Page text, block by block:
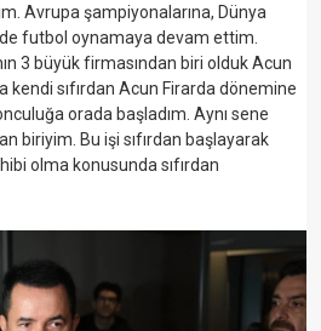
Avrupa şampiyonalarına, Dünya
futbol oynamaya devam ettim.
3 büyük firmasından biri olduk Acun
kendi sıfırdan Acun Firarda dönemine
orada başladım. Aynı sene
biriyim. Bu işi sıfırdan başlayarak
olma konusunda sıfırdan